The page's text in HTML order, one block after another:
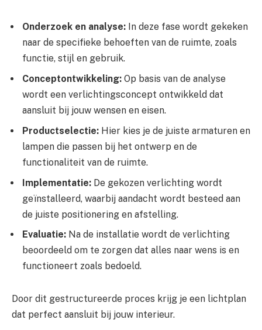
Onderzoek en analyse: In deze fase wordt gekeken
naar de specifieke behoeften van de ruimte, zoals
functie, stijl en gebruik.
Conceptontwikkeling: Op basis van de analyse
wordt een verlichtingsconcept ontwikkeld dat
aansluit bij jouw wensen en eisen.
Productselectie: Hier kies je de juiste armaturen en
lampen die passen bij het ontwerp en de
functionaliteit van de ruimte.
Implementatie: De gekozen verlichting wordt
geïnstalleerd, waarbij aandacht wordt besteed aan
de juiste positionering en afstelling.
Evaluatie: Na de installatie wordt de verlichting
beoordeeld om te zorgen dat alles naar wens is en
functioneert zoals bedoeld.
Door dit gestructureerde proces krijg je een lichtplan
dat perfect aansluit bij jouw interieur.